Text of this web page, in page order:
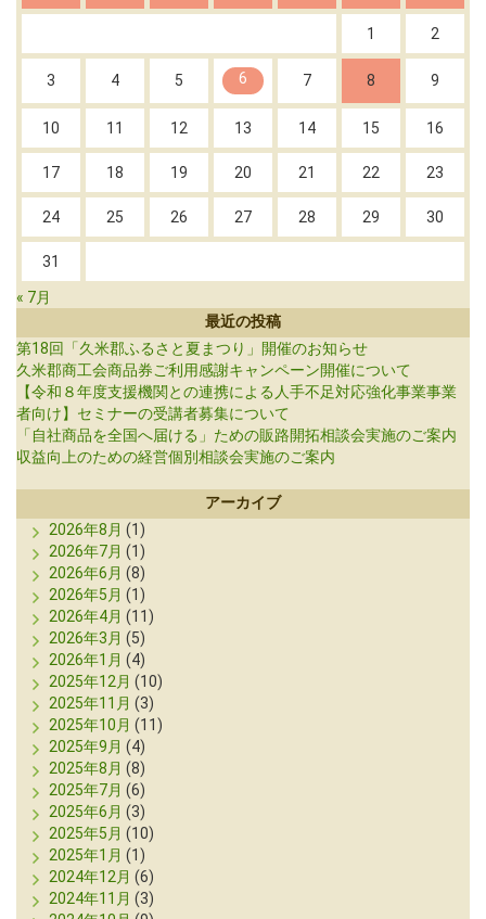
1 2
3 4 5 6 7 8 9
10 11 12 13 14 15 16
17 18 19 20 21 22 23
24 25 26 27 28 29 30
31
« 7月
最近の投稿
第18回「久米郡ふるさと夏まつり」開催のお知らせ
久米郡商工会商品券ご利用感謝キャンペーン開催について
【令和８年度支援機関との連携による人手不足対応強化事業事業
者向け】セミナーの受講者募集について
「自社商品を全国へ届ける」ための販路開拓相談会実施のご案内
収益向上のための経営個別相談会実施のご案内
アーカイブ
2026年8月 (1)
2026年7月 (1)
2026年6月 (8)
2026年5月 (1)
2026年4月 (11)
2026年3月 (5)
2026年1月 (4)
2025年12月 (10)
2025年11月 (3)
2025年10月 (11)
2025年9月 (4)
2025年8月 (8)
2025年7月 (6)
2025年6月 (3)
2025年5月 (10)
2025年1月 (1)
2024年12月 (6)
2024年11月 (3)